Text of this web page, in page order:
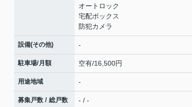
オートロック
宅配ボックス
防犯カメラ
設備(その他) -
駐車場/月額 空有/16,500円
用途地域 -
募集戸数 / 総戸数 - / -